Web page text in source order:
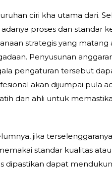
ciri kha utama dari.
proses dan standar
strategis yang
Penyusunan
pengaturan tersebut
akan dijumpai pula
dan ahli untuk
jika
standar kualitas
dipastikan dapat